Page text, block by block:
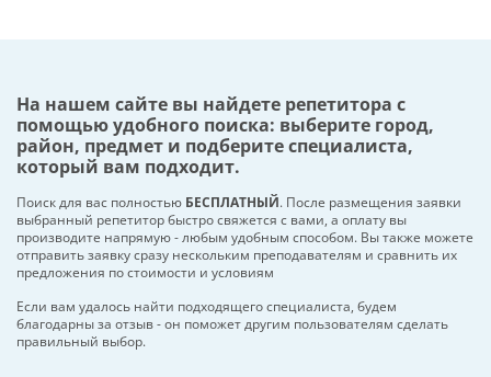
На нашем сайте вы найдете репетитора с
помощью удобного поиска: выберите город,
район, предмет и подберите специалиста,
который вам подходит.
Поиск для вас полностью БЕСПЛАТНЫЙ. После размещения заявки
выбранный репетитор быстро свяжется с вами, а оплату вы
производите напрямую - любым удобным способом. Вы также можете
отправить заявку сразу нескольким преподавателям и сравнить их
предложения по стоимости и условиям
Если вам удалось найти подходящего специалиста, будем
благодарны за отзыв - он поможет другим пользователям сделать
правильный выбор.